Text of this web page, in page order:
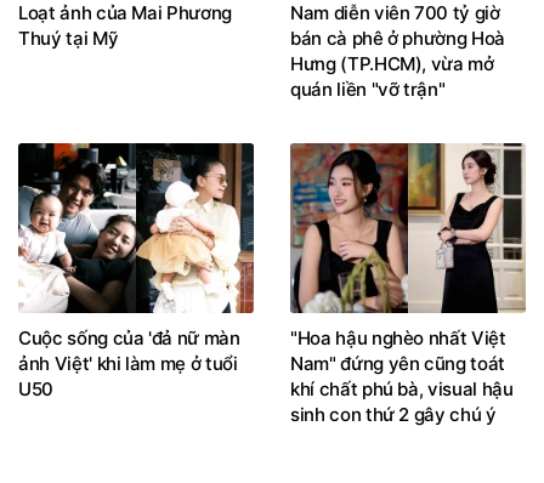
Loạt ảnh của Mai Phương
Thuý tại Mỹ
Nam diễn viên 700 tỷ giờ
bán cà phê ở phường Hoà
Hưng (TP.HCM), vừa mở
quán liền "vỡ trận"
Cuộc sống của 'đả nữ màn
ảnh Việt' khi làm mẹ ở tuổi
U50
"Hoa hậu nghèo nhất Việt
Nam" đứng yên cũng toát
khí chất phú bà, visual hậu
sinh con thứ 2 gây chú ý